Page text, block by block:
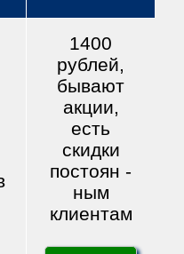
1400
рублей,
бывают
акции,
есть
скидки
постоян -
ным
клиентам